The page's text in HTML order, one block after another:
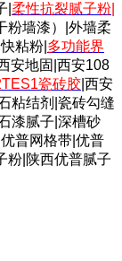
| 柔性抗裂腻子粉
粉墙漆）|外墙柔
粘粉| 多功能界
安地固|西安108
瓷砖胶 |西安
粘结剂|瓷砖勾缝
漆腻子|深槽砂
普网格带|优普
粉|陕西优普腻子